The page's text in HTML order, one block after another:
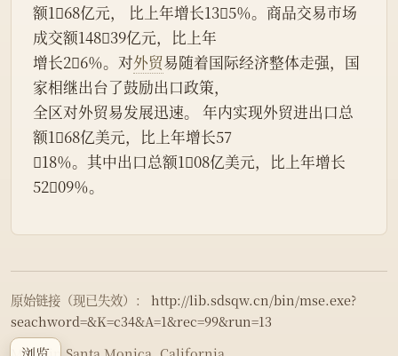
额168亿元， 比上年增长135％。商品交易市场
成交额14839亿元，比上年
增长26％。对外贸易随着国际经济整体走强，国
家相继出台了鼓励出口政策，
全区对外贸易发展迅速。 年内实现外贸进出口总
额168亿美元，比上年增长57
18％。其中出口总额108亿美元，比上年增长
5209％。
原始链接（现已失效）：
http://lib.sdsqw.cn/bin/mse.exe?
seachword=&K=c34&A=1&rec=99&run=13